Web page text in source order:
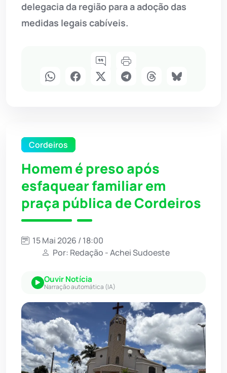
delegacia da região para a adoção das
medidas legais cabíveis.
Cordeiros
Homem é preso após
esfaquear familiar em
praça pública de Cordeiros
15 Mai 2026 / 18:00
Por: Redação - Achei Sudoeste
Ouvir Notícia
Narração automática (IA)